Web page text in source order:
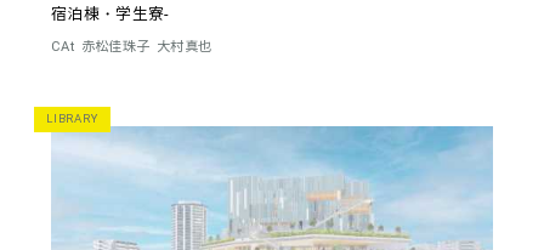
宿泊棟・学生寮-
CAt 赤松佳珠子 大村真也
LIBRARY